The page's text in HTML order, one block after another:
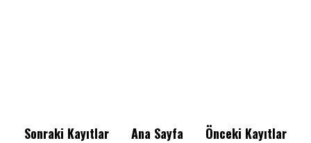
Sonraki Kayıtlar Önceki Kayıtlar
Ana Sayfa